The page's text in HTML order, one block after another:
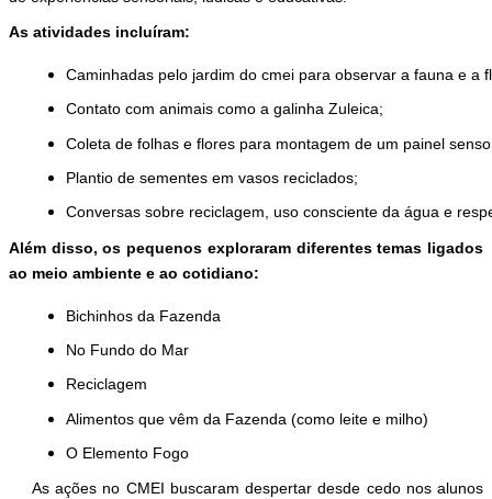
As atividades incluíram:
Caminhadas pelo jardim do cmei para observar a fauna e a
Contato com animais como a galinha Zuleica;
Coleta de folhas e flores para montagem de um painel
Plantio de sementes em vasos reciclados;
Conversas sobre reciclagem, uso consciente da água e
Além disso, os pequenos exploraram diferentes temas ligados
ao meio ambiente e ao cotidiano:
Bichinhos da Fazenda
No Fundo do Mar
Reciclagem
Alimentos que vêm da Fazenda (como leite e milho)
O Elemento Fogo
As ações no CMEI buscaram despertar desde cedo nos alunos